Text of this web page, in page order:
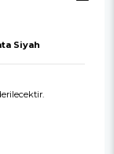
Siyah